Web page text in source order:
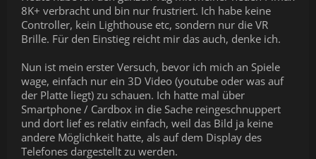
8K+ verbracht und bin nur frustriert. Ich habe keine
Controller, kein Lighthouse etc, sondern nur die VR
Brille. Für den Einstieg reicht mir das auch, denke ich.
Nun ist mein erster Versuch, bevor ich mich an Spiele
wage, einfach nur ein 3D Video (youtube oder was auf
der Platte liegt) zu schauen. Ich hatte mal über
Smartphone / Cardbox in die Sache reingeschnuppert
und dort lief es relativ einfach, weil das Bild ja keine
andere Möglichkeit hatte, als auf dem Display des
Telefones dargestellt zu werden.